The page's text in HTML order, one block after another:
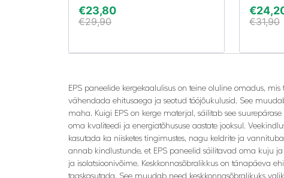
€23,80
€29,90
€
€31,90
EPS paneelide kergekaalulisus on teine oluline omadus,
vähendada ehitusaega ja seotud tööjõukulusid. See
maha. Kuigi EPS on kerge materjal, säilitab see
oma kvaliteedi ja energiatõhususe aastate jooksul.
kasutada ka niisketes tingimustes, nagu keldrite ja
annab kindlustunde, et EPS paneelid säilitavad oma kuju
ja isolatsioonivõime. Keskkonnasõbralikkus on tänapäeva
taaskasutada. See muudab need keskkonnasõbralikuks